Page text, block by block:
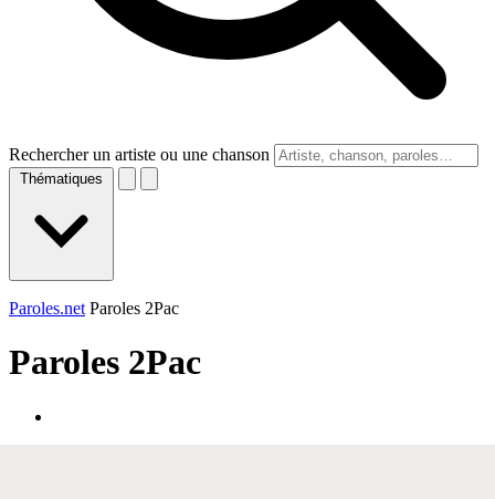
Rechercher un artiste ou une chanson
Thématiques
Paroles.net Paroles 2Pac
Paroles 2Pac